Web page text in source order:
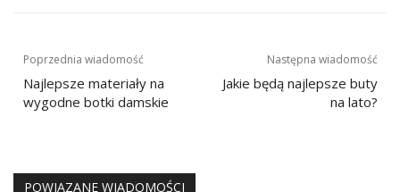
Nawigacja
wpisu
Poprzednia wiadomość
Najlepsze materiały na
wygodne botki damskie
Następna wiadomość
Jakie będą najlepsze buty
na lato?
POWIĄZANE WIADOMOŚCI